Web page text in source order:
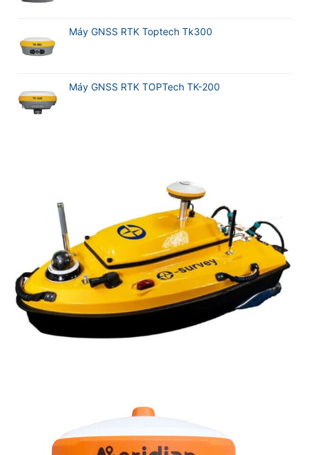
Máy GNSS RTK Toptech Tk300
Máy GNSS RTK TOPTech TK-200